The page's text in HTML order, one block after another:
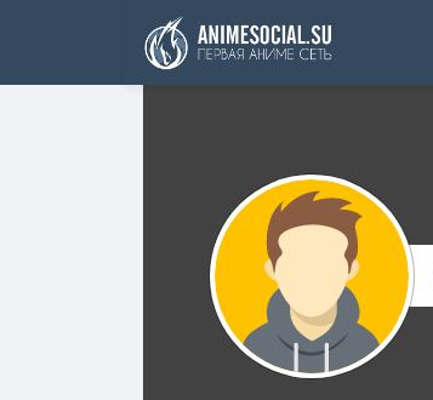
Funding